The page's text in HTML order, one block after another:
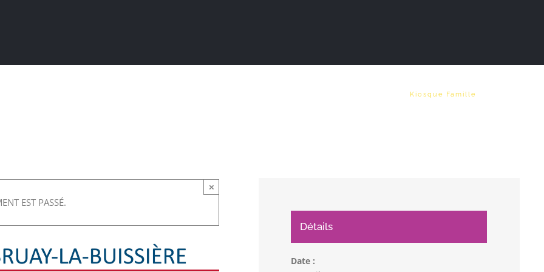
Kiosque Famille
EST PASSÉ.
×
Détails
Date :